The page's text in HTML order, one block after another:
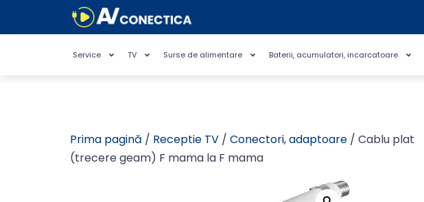
Service TV Surse de alimentare Baterii, acumulatori, incarcatoare
Prima pagină / Receptie TV / Conectori, adaptoare / Cablu plat
(trecere geam) F mama la F mama